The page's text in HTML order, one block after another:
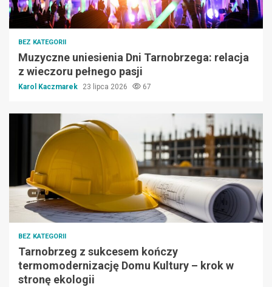
BEZ KATEGORII
Muzyczne uniesienia Dni Tarnobrzega: relacja
z wieczoru pełnego pasji
Karol Kaczmarek 23 lipca 2026 67
BEZ KATEGORII
Tarnobrzeg z sukcesem kończy
termomodernizację Domu Kultury – krok w
stronę ekologii